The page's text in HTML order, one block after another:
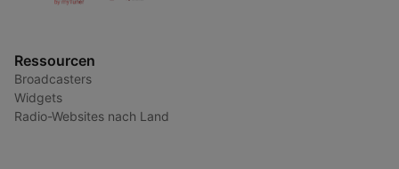
Ressourcen
Broadcasters
Widgets
Radio-Websites nach Land